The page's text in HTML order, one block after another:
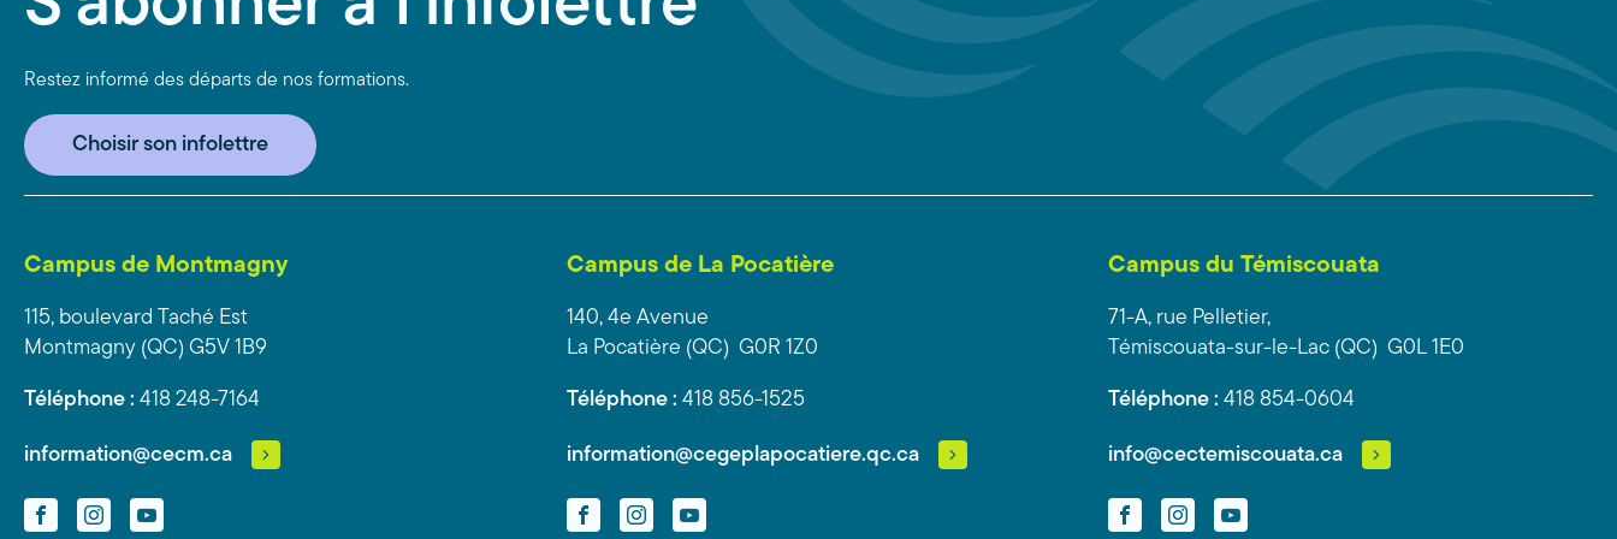
Restez informé des départs de nos formations.
Choisir son infolettre
Campus de Montmagny
115, boulevard Taché Est
Montmagny (QC) G5V 1B9
Téléphone : 418 248-7164
information@cecm.ca
FacebookInstagramYouTube
Campus de La Pocatière
140, 4e Avenue
La Pocatière (QC) G0R 1Z0
Téléphone : 418 856-1525
information@cegeplapocatiere.qc.ca
FacebookInstagramYouTube
Campus du Témiscouata
71-A, rue Pelletier,
Témiscouata-sur-le-Lac (QC) G0L 1E0
Téléphone : 418 854-0604
info@cectemiscouata.ca
FacebookInstagramYouTube